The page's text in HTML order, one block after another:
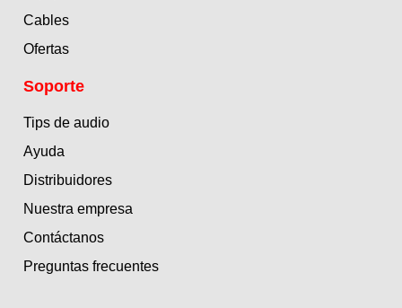
Cables
Ofertas
Soporte
Tips de audio
Ayuda
Distribuidores
Nuestra empresa
Contáctanos
Preguntas frecuentes